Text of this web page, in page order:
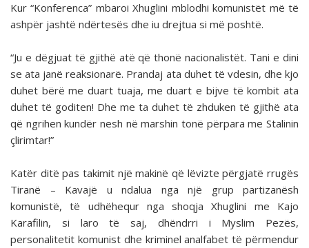
Kur “Konferenca” mbaroi Xhuglini mblodhi komunistët më të
ashpër jashtë ndërtesës dhe iu drejtua si më poshtë.
“Ju e dëgjuat të gjithë atë që thonë nacionalistët. Tani e dini
se ata janë reaksionarë. Prandaj ata duhet të vdesin, dhe kjo
duhet bërë me duart tuaja, me duart e bijve të kombit ata
duhet të goditen! Dhe me ta duhet të zhduken të gjithë ata
që ngrihen kundër nesh në marshin tonë përpara me Stalinin
çlirimtar!”
Katër ditë pas takimit një makinë që lëvizte përgjatë rrugës
Tiranë – Kavajë u ndalua nga një grup partizanësh
komunistë, të udhëhequr nga shoqja Xhuglini me Kajo
Karafilin, si laro të saj, dhëndrri i Myslim Pezës,
personalitetit komunist dhe kriminel analfabet të përmendur